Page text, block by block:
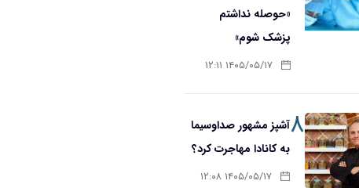
«حوصله نداشتم
پزشک شوم»
۱۴۰۵/۰۵/۱۷ ۱۲:۱۱
۸آشپز مشهور صداوسیما
به کانادا مهاجرت کرد؟
۱۴۰۵/۰۵/۱۷ ۱۲:۰۸